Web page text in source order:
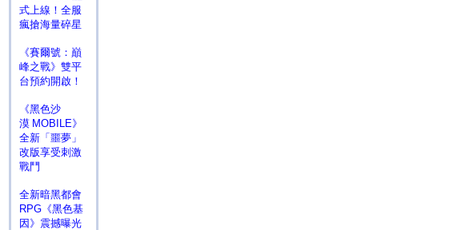
式上線！全服
瘋搶海量碎星
《賽爾號：巔
峰之戰》雙平
台預約開啟！
《黑色沙
漠 MOBILE》
全新「噩夢」
改版享受刺激
戰鬥
全新暗黑都會
RPG《黑色基
因》震撼曝光